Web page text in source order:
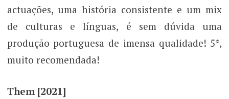
actuações, uma história consistente e um mix
de culturas e línguas, é sem dúvida uma
produção portuguesa de imensa qualidade! 5*,
muito recomendada!
Them [2021]